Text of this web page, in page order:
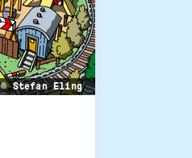
© Stefan Eling